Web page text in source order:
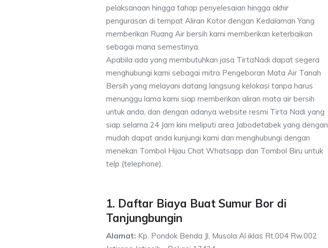
pelaksanaan hingga tahap penyelesaian hingga akhir
pengurasan di tempat Aliran Kotor dengan Kedalaman Yang
memberikan Ruang Air bersih kami memberikan keterbaikan
sebagai mana semestinya.
Apabila ada yang membutuhkan jasa TirtaNadi dapat segera
menghubungi kami sebagai mitra Pengeboran Mata Air Tanah
Bersih yang melayani datang langsung kelokasi tanpa harus
menunggu lama kami siap memberikan aliran mata air bersih
untuk anda, dan dengan adanya website resmi Tirta Nadi yang
siap selama 24 Jam kini meliputi area Jabodetabek yang dengan
mudah dapat anda kunjungi kami dan menghubungi dengan
menekan Tombol Hijau Chat Whatsapp dan Tombol Biru untuk
telp (telephone).
1. Daftar Biaya Buat Sumur Bor di
Tanjungbungin
Alamat: Kp. Pondok Benda Jl. Musola Al iklas Rt.004 Rw.002